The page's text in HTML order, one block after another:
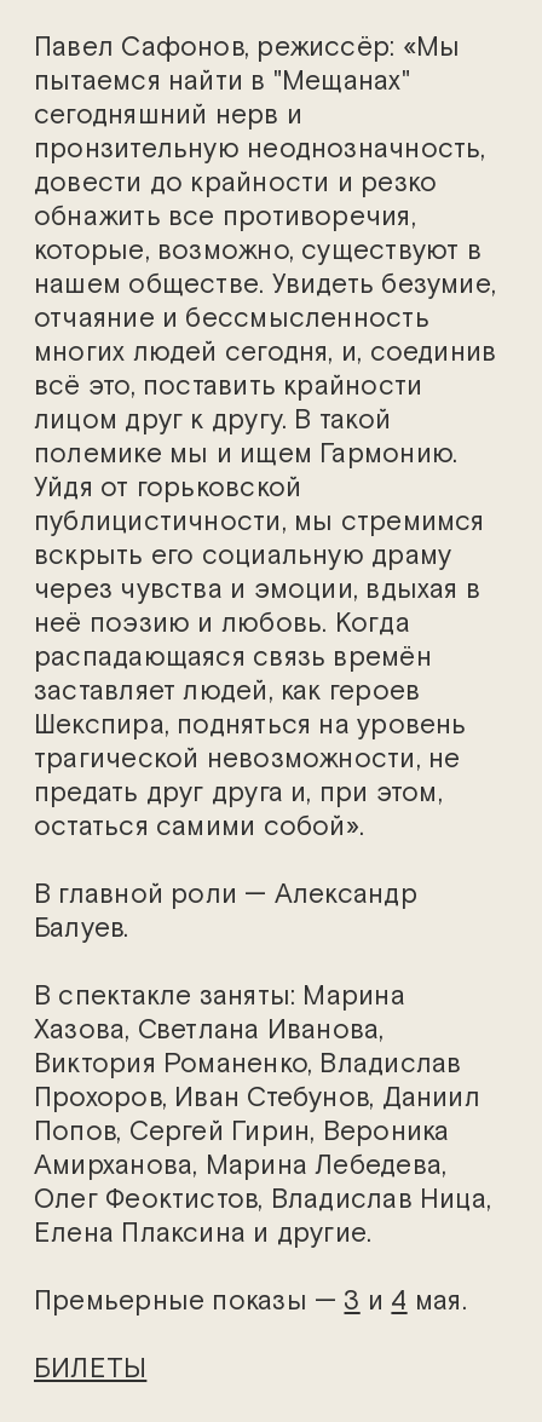
Павел Сафонов, режиссёр: «Мы
пытаемся найти в "Мещанах"
сегодняшний нерв и
пронзительную неоднозначность,
довести до крайности и резко
обнажить все противоречия,
которые, возможно, существуют в
нашем обществе. Увидеть безумие,
отчаяние и бессмысленность
многих людей сегодня, и, соединив
всё это, поставить крайности
лицом друг к другу. В такой
полемике мы и ищем Гармонию.
Уйдя от горьковской
публицистичности, мы стремимся
вскрыть его социальную драму
через чувства и эмоции, вдыхая в
неё поэзию и любовь. Когда
распадающаяся связь времён
заставляет людей, как героев
Шекспира, подняться на уровень
трагической невозможности, не
предать друг друга и, при этом,
остаться самими собой».
В главной роли — Александр
Балуев.
В спектакле заняты: Марина
Хазова, Светлана Иванова,
Виктория Романенко, Владислав
Прохоров, Иван Стебунов, Даниил
Попов, Сергей Гирин, Вероника
Амирханова, Марина Лебедева,
Олег Феоктистов, Владислав Ница,
Елена Плаксина и другие.
Премьерные показы — 3 и 4 мая.
БИЛЕТЫ